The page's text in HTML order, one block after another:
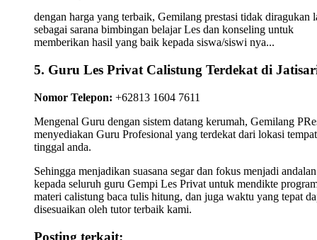
dengan harga yang terbaik, Gemilang prestasi tidak diragukan
sebagai sarana bimbingan belajar Les dan konseling untuk
memberikan hasil yang baik kepada siswa/siswi nya...
5. Guru Les Privat Calistung Terdekat di
Nomor Telepon: +62813 1604 7611
Mengenal Guru dengan sistem datang kerumah, Gemilang
menyediakan Guru Profesional yang terdekat dari lokasi tempat
tinggal anda.
Sehingga menjadikan suasana segar dan fokus menjadi andalan
kepada seluruh guru Gempi Les Privat untuk mendikte
materi calistung baca tulis hitung, dan juga waktu yang tepat
disesuaikan oleh tutor terbaik kami.
Posting terkait: